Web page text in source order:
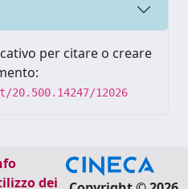
per citare o creare
12026
dei